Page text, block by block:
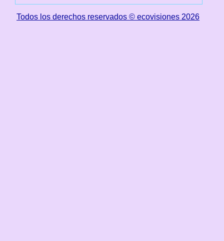
Todos los derechos reservados © ecovisiones 2026